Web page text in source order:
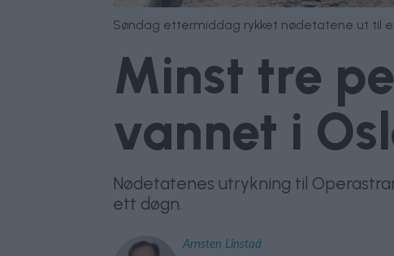
Søndag ettermiddag rykket nødetatene ut til
Minst tre
vannet i
Nødetatenes utrykning til
ett døgn.
Arnsten Linstad